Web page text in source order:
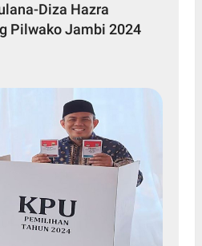
Diza Hazra
Pilwako Jambi 2024